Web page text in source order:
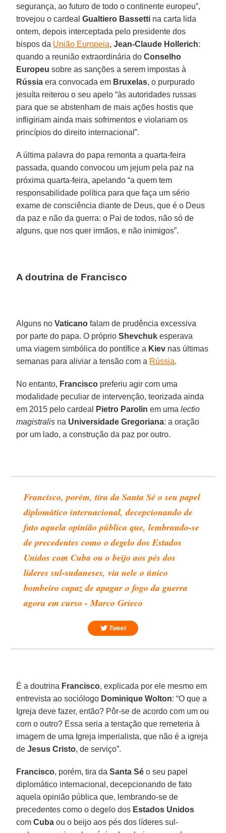
segurança, ao futuro de todo o continente europeu”,
trovejou o cardealGualtiero Bassetti na carta lida
ontem, depois interceptada pelo presidente dos
bispos da União Europeia,Jean-Claude Hollerich:
quando a reunião extraordinária doConselho
Europeu sobre as sanções a serem impostas à
Rússia era convocada em Bruxelas, o purpurado
jesuíta reiterou o seu apelo “às autoridades russas
para que se abstenham de mais ações hostis que
infligiriam ainda mais sofrimentos e violariam os
princípios do direito internacional”.
A última palavra do papa remonta a quarta-feira
passada, quando convocou um jejum pela paz na
próxima quarta-feira, apelando “a quem tem
responsabilidade política para que faça um sério
exame de consciência diante de Deus, que é o Deus
da paz e não da guerra: o Pai de todos, não só de
alguns, que nos quer irmãos, e não inimigos”.
A doutrina de Francisco
Alguns noVaticano falam de prudência excessiva
por parte do papa. O próprioShevchuk esperava
uma viagem simbólica do pontífice a Kiev nas últimas
semanas para aliviar a tensão com a Rússia.
No entanto, Francisco preferiu agir com uma
modalidade peculiar de intervenção, teorizada ainda
em 2015 pelo cardeal
Pietro Parolin em umalectio
magistralis na Universidade Gregoriana: a oração
por um lado, a construção da paz por outro.
Francisco, porém, tira da Santa Sé o seu papel
diplomático internacional, decepcionando de
fato aquela opinião pública que, lembrando-se
de precedentes como o degelo dos Estados
Unidos com Cuba ou o beijo aos pés dos
líderes sul-sudaneses, via nele o único
bombeiro capaz de apagar o fogo da guerra
agora em curso - Marco Grieco
Tweet
É a doutrina Francisco, explicada por ele mesmo em
entrevista ao sociólogo Dominique Wolton: “O que a
Igreja deve fazer, então? Pôr-se de acordo com um ou
com o outro? Essa seria a tentação que remeteria à
imagem de uma Igreja imperialista, que não é a igreja
deJesus Cristo, de serviço”.
Francisco, porém, tira daSanta Sé o seu papel
diplomático internacional, decepcionando de fato
aquela opinião pública que, lembrando-se de
precedentes como o degelo dos Estados Unidos
comCuba ou o beijo aos pés dos líderes sul-